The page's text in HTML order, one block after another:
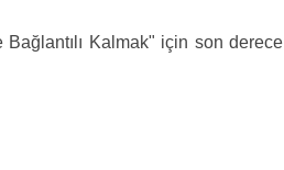
Bağlantılı Kalmak" için son derece